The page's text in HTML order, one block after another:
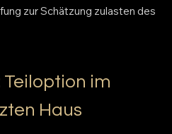
zur Schätzung zulasten des
Teiloption im
Haus